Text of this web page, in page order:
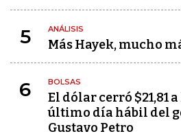
5 ANÁLISIS
Más Hayek, mucho
6 BOLSAS
El dólar cerró $21,81
último día hábil del
Gustavo Petro